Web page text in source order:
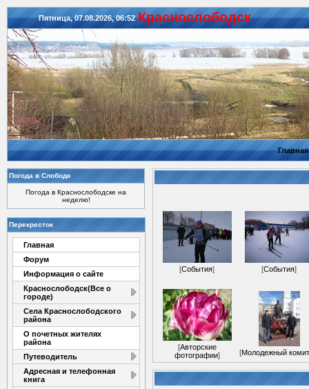
Пятница, 07.08.2026, 06:52 Красноcлободск
Главная
Погода в Слободе
Погода в Краснослободске на
неделю!
Перекресток
Главная
Форум
Информация о сайте
Краснослободск(Все о
городе)
Села Краснослободского
района
О почетных жителях
района
Путеводитель
Адресная и телефонная
книга
[События] [События]
[Авторские
фотографии] [Молодежный